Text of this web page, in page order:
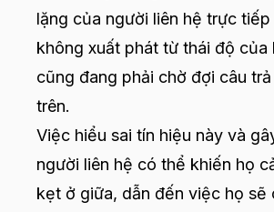
lặng của người liên hệ trực
không xuất phát từ thái độ của
cũng đang phải chờ đợi câu
trên.
Việc hiểu sai tín hiệu này và
người liên hệ có thể khiến họ
kẹt ở giữa, dẫn đến việc họ sẽ